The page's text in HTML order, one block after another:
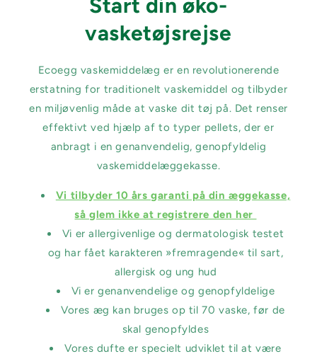
Start din øko-
vasketøjsrejse
Ecoegg vaskemiddelæg er en revolutionerende
erstatning for traditionelt vaskemiddel og tilbyder
en miljøvenlig måde at vaske dit tøj på. Det renser
effektivt ved hjælp af to typer pellets, der er
anbragt i en genanvendelig, genopfyldelig
vaskemiddelæggekasse.
Vi tilbyder 10 års garanti på din æggekasse,
så glem ikke at registrere den her
Vi er allergivenlige og dermatologisk testet
og har fået karakteren »fremragende« til sart,
allergisk og ung hud
Vi er genanvendelige og genopfyldelige
Vores æg kan bruges op til 70 vaske, før de
skal genopfyldes
Vores dufte er specielt udviklet til at være